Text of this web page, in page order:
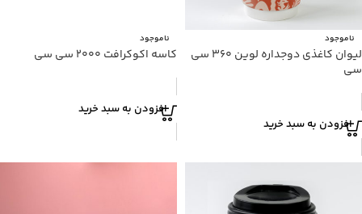
ناموجود
لیوان کاغذی دوجداره لوین ۳۶۰ سی
سی
افزودن به سبد خرید
ناموجود
کاسه اکوکرافت ۲۰۰۰ سی سی
افزودن به سبد خرید